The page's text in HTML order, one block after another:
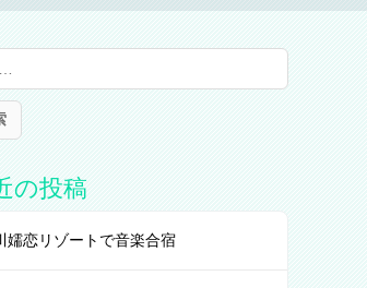
の投稿
嬬恋リゾートで音楽合宿